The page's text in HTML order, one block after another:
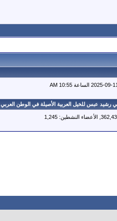
رشيد عبس للخيل العربية الأصيلة في الوطن العربي
الأعضاء النشطين: 1,245